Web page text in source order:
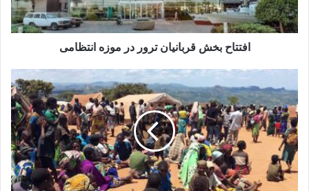
افتتاح بخش قربانیان ترور در موزه انتظامی